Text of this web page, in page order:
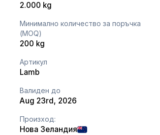
2.000 kg
Минимално количество за поръчка
(MOQ)
200 kg
Артикул
Lamb
Валиден до
Aug 23rd, 2026
Произход:
Нова Зеландия